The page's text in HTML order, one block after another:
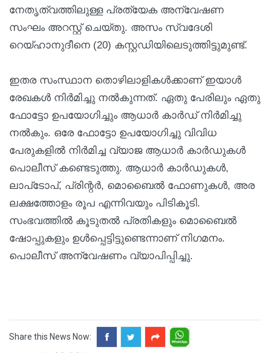
നേതൃത്വത്തിലുള്ള പ്രത്യേക അന്വേഷണ
സംഘം അറസ്റ്റ് ചെയ്തു. അസം സ്വദേശി
റെയ്ഹാനുദീനെ (20) കസ്റ്റഡിയിലെടുത്തിട്ടുമുണ്ട്.
ഇതര സംസ്ഥാന തൊഴിലാളികള്‍ക്കാണ് ഇയാള്‍
രേഖകള്‍ നിര്‍മിച്ചു നല്‍കുന്നത്. ഏതു പേരിലും ഏതു
ഫോട്ടോ ഉപയോഗിച്ചും ആധാര്‍ കാര്‍ഡ് നിര്‍മിച്ചു
നല്‍കും. ഒരേ ഫോട്ടോ ഉപയോഗിച്ചു വിവിധ
പേരുകളില്‍ നിര്‍മിച്ച വ്യാജ ആധാര്‍ കാര്‍ഡുകള്‍
പൊലീസ് കണ്ടെടുത്തു. ആധാര്‍ കാര്‍ഡുകള്‍,
ലാപ്‌ടോപ്, പ്രിന്റര്‍, മൊബൈല്‍ ഫോണുകള്‍, അര
ലക്ഷത്തോളം രൂപ എന്നിവയും പിടികൂടി.
സംഭവത്തില്‍ കൂടുതല്‍ പ്രതികളും മൊബൈല്‍
ഷോപ്പുകളും ഉള്‍പ്പെട്ടിട്ടുണ്ടെന്നാണ് നിഗമനം.
പൊലീസ് അന്വേഷണം വ്യാപിപ്പിച്ചു.
Share this News Now: